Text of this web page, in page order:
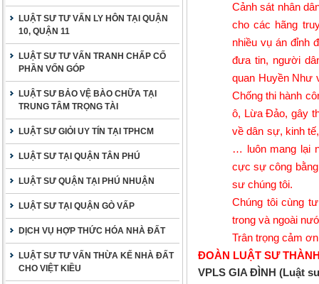
LUẬT SƯ TƯ VẤN LY HÔN TẠI QUẬN
10, QUẬN 11
LUẬT SƯ TƯ VẤN TRANH CHẤP CỐ
PHẦN VỐN GÓP
LUẬT SƯ BẢO VỆ BÀO CHỮA TẠI
TRUNG TÂM TRỌNG TÀI
LUẬT SƯ GIỎI UY TÍN TẠI TPHCM
LUẬT SƯ TẠI QUẬN TÂN PHÚ
LUẬT SƯ QUẬN TẠI PHÚ NHUẬN
LUẬT SƯ TẠI QUẬN GÒ VẤP
DỊCH VỤ HỢP THỨC HÓA NHÀ ĐẤT
LUẬT SƯ TƯ VẤN THỪA KẾ NHÀ ĐẤT
CHO VIỆT KIỀU
Cảnh sát nhân
cho các hãng
nhiều vụ án đỉnh
đưa tin, người
quan Huyền Như
Chống thi hành
ô, Lừa Đảo, gây
về dân sự, kinh
… luôn mang lại
cực sự công
sư chúng tôi.
Chúng tôi cùng
trong và ngoài
Trân trọng cảm
ĐOÀN LUẬT SƯ
VPLS GIA ĐÌNH (Luật